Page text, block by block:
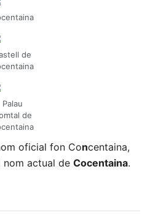
de
Palau
de
oficial fon Concentaina,
nom actual de Cocentaina.